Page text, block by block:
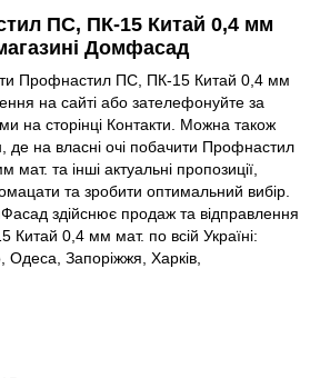
ПС, ПК-15 Китай 0,4 мм
Домфасад
Профнастил ПС, ПК-15 Китай 0,4 мм
на сайті або зателефонуйте за
на сторінці Контакти. Можна також
де на власні очі побачити Профнастил
та інші актуальні пропозиції,
та зробити оптимальний вибір.
здійснює продаж та відправлення
0,4 мм мат. по всій Україні:
Одеса, Запоріжжя, Харків,